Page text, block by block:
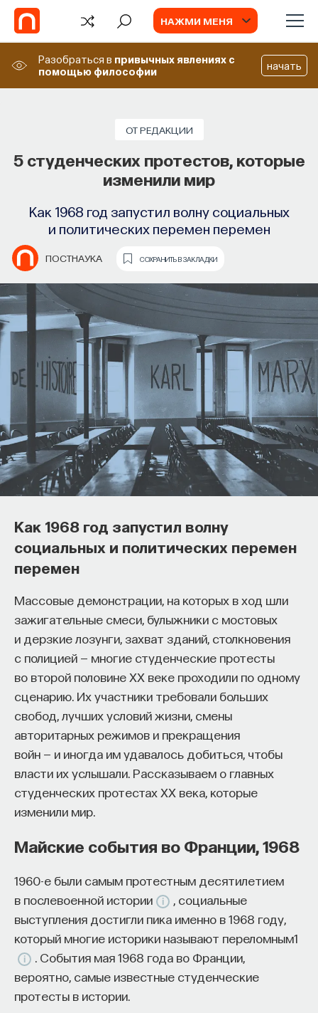
НАЖМИ МЕНЯ
Разобраться в привычных явлениях с
помощью философии
начать
ОТ РЕДАКЦИИ
5 студенческих протестов, которые
изменили мир
Как 1968 год запустил волну социальных
и политических перемен перемен
ПОСТНАУКА СОХРАНИТЬ В ЗАКЛАДКИ
Как 1968 год запустил волну
социальных и политических перемен
перемен
Массовые демонстрации, на которых в ход шли
зажигательные смеси, булыжники с мостовых
и дерзкие лозунги, захват зданий, столкновения
с полицией — многие студенческие протесты
во второй половине ХХ веке проходили по одному
сценарию. Их участники требовали больших
свобод, лучших условий жизни, смены
авторитарных режимов и прекращения
войн — и иногда им удавалось добиться, чтобы
власти их услышали. Рассказываем о главных
студенческих протестах ХХ века, которые
изменили мир.
Майские события во Франции, 1968
1960-е были самым протестным десятилетием
в послевоенной истории
, социальные
выступления достигли пика именно в 1968 году,
который многие историки называют переломным1
. События мая 1968 года во Франции,
вероятно, самые известные студенческие
протесты в истории.
Философский поиск: начала
Как философия помогает составлять
собственное мнение о происходящем
ПОСТНАУКА СОХРАНИТЬ В ЗАКЛАДКИ
Как философия помогает составлять
собственное мнение
Как философия помогает понять мир, в котором
мы живем, расширять собственные
представления об окружающей
действительности и познавать самого себя?
Ответы на эти и другие вопросы можно найти,
записавшисьна курс «Философский поиск:
начала».
Слушатели курса убедятся в том, что
философский поиск — это не только каскад
занимательных головоломок, но и набор
инструментов, жизненно необходимых для
современного человека.
Пройдя этот курс, вы:
— Овладеете ключевыми для независимого
мышления навыками: научитесь критически
воспринимать информацию и логично
и аргументированно доказывать свою точку
зрения.
— Узнаете, как философия отвечает
на основополагающие вопросы человечества: что
такое пространство и что такое время? Что
значит мыслить и что представляет собой наше
сознание? Реальна ли реальность и откуда